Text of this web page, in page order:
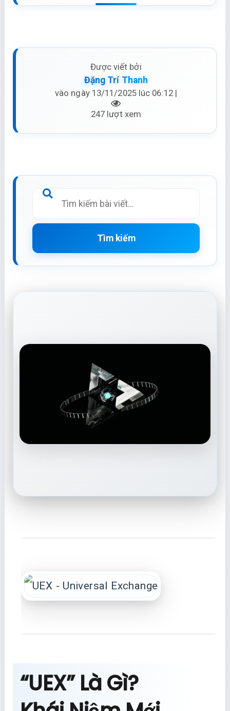
Được viết bởi
Đặng Trí Thanh
vào ngày 13/11/2025 lúc 06:12 |
247 lượt xem
Tìm kiếm
“UEX” Là Gì?